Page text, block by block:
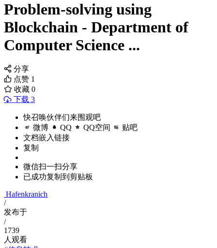
Problem-solving using
Blockchain - Department of
Computer Science ...
分享
点赞 1
收藏 0
下载 3
快召唤伙伴们来围观吧
微博 QQ QQ空间 贴吧
文档嵌入链接
复制
微信扫一扫分享
已成功复制到剪贴板
Hafenkranich
/
发布于
/
1739
人观看